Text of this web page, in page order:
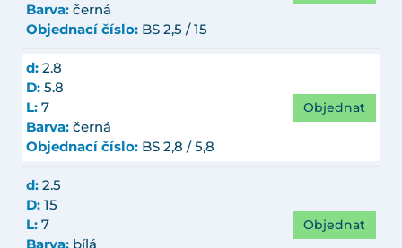
Barva: černá
Objednací číslo: BS 2,5 / 15
d: 2.8
D: 5.8
L: 7
Barva: černá
Objednací číslo: BS 2,8 / 5,8
Objednat
d: 2.5
D: 15
L: 7
Barva: bílá
Objednat